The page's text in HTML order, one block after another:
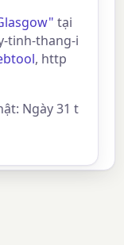
tại
tinh-thang-i
, http
Ngày 31 t